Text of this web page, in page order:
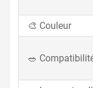
🎨 Couleur
🥗